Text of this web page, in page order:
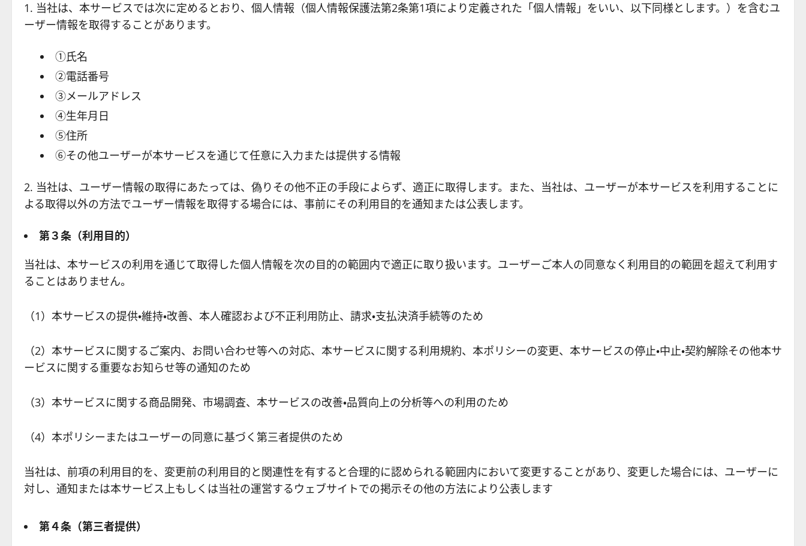
当社は、本サービスでは次に定めるとおり、個人情報（個人情報保護法第2条第1項により定義された「個人情報」をいい、以下同様とします。）を含むユ
ーザー情報を取得することがあります。
①氏名
②電話番号
③メールアドレス
④生年月日
⑤住所
⑥その他ユーザーが本サービスを通じて任意に入力または提供する情報
当社は、ユーザー情報の取得にあたっては、偽りその他不正の手段によらず、適正に取得します。また、当社は、ユーザーが本サービスを利用することに
よる取得以外の方法でユーザー情報を取得する場合には、事前にその利用目的を通知または公表します。
第３条 （利用目的）
当社は、本サービスの利用を通じて取得した個人情報を次の目的の範囲内で適正に取り扱います。ユーザーご本人の同意なく利用目的の範囲を超えて利用す
ることはありません。
（1）本サービスの提供・維持・改善、本人確認および不正利用防止、請求・支払決済手続等のため
（2）本サービスに関するご案内、お問い合わせ等への対応、本サービスに関する利用規約、本ポリシーの変更、本サービスの停止・中止・契約解除その他本サ
ービスに関する重要なお知らせ等の通知のため
（3）本サービスに関する商品開発、市場調査、本サービスの改善・品質向上の分析等への利用のため
（4）本ポリシーまたはユーザーの同意に基づく第三者提供のため
当社は、前項の利用目的を、変更前の利用目的と関連性を有すると合理的に認められる範囲内において変更することがあり、変更した場合には、ユーザーに
対し、通知または本サービス上もしくは当社の運営するウェブサイトでの掲示その他の方法により公表します
第４条（第三者提供）